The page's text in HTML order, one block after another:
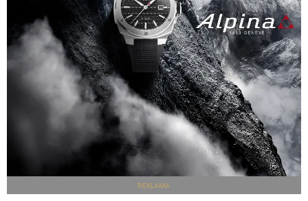
REKLAMA